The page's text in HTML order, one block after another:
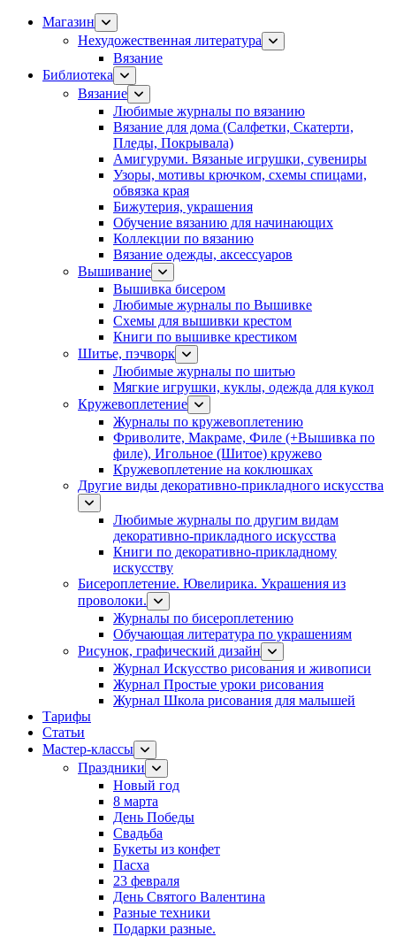
Магазин
Нехудожественная литература
Вязание
Библиотека
Вязание
Любимые журналы по вязанию
Вязание для дома (Салфетки, Скатерти,
Пледы, Покрывала)
Амигуруми. Вязаные игрушки, сувениры
Узоры, мотивы крючком, схемы спицами,
обвязка края
Бижутерия, украшения
Обучение вязанию для начинающих
Коллекции по вязанию
Вязание одежды, аксессуаров
Вышивание
Вышивка бисером
Любимые журналы по Вышивке
Схемы для вышивки крестом
Книги по вышивке крестиком
Шитье, пэчворк
Любимые журналы по шитью
Мягкие игрушки, куклы, одежда для кукол
Кружевоплетение
Журналы по кружевоплетению
Фриволите, Макраме, Филе (+Вышивка по
филе), Игольное (Шитое) кружево
Кружевоплетение на коклюшках
Другие виды декоративно-прикладного искусства
Любимые журналы по другим видам
декоративно-прикладного искусства
Книги по декоративно-прикладному
искусству
Бисероплетение. Ювелирика. Украшения из
проволоки.
Журналы по бисероплетению
Обучающая литература по украшениям
Рисунок, графический дизайн
Журнал Искусство рисования и живописи
Журнал Простые уроки рисования
Журнал Школа рисования для малышей
Тарифы
Статьи
Мастер-классы
Праздники
Новый год
8 марта
День Победы
Свадьба
Букеты из конфет
Пасха
23 февраля
День Святого Валентина
Разные техники
Подарки разные.